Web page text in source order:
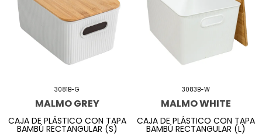
3081B-G
MALMO GREY
CAJA DE PLÁSTICO CON TAPA
BAMBÚ RECTANGULAR (S)
3083B-W
MALMO WHITE
CAJA DE PLÁSTICO CON TAPA
BAMBÚ RECTANGULAR (L)